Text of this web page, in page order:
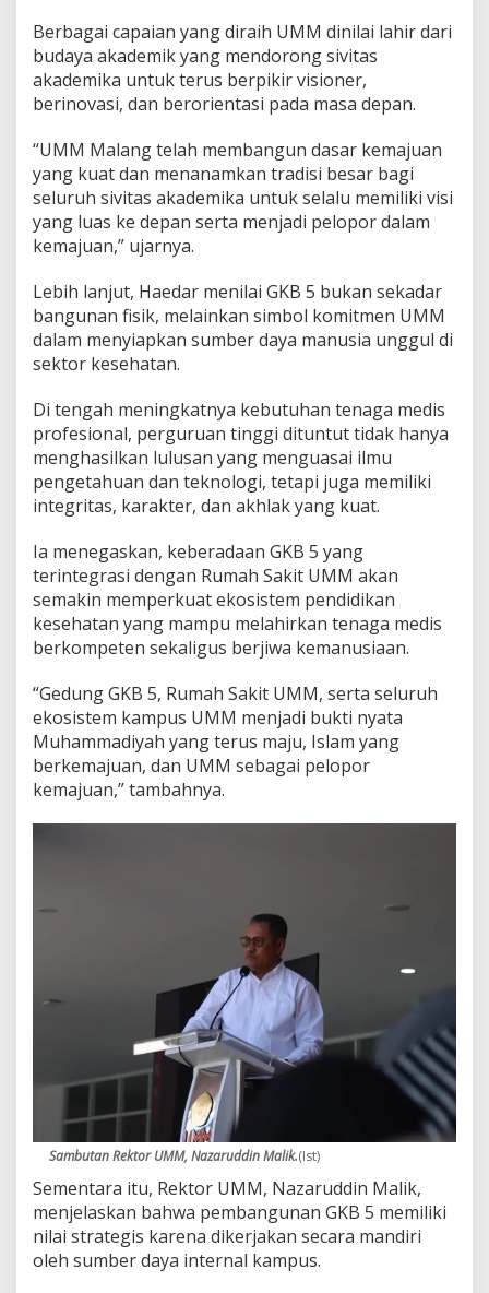
Berbagai capaian yang diraih UMM dinilai lahir dari
budaya akademik yang mendorong sivitas
akademika untuk terus berpikir visioner,
berinovasi, dan berorientasi pada masa depan.
“UMM Malang telah membangun dasar kemajuan
yang kuat dan menanamkan tradisi besar bagi
seluruh sivitas akademika untuk selalu memiliki visi
yang luas ke depan serta menjadi pelopor dalam
kemajuan,” ujarnya.
Lebih lanjut, Haedar menilai GKB 5 bukan sekadar
bangunan fisik, melainkan simbol komitmen UMM
dalam menyiapkan sumber daya manusia unggul di
sektor kesehatan.
Di tengah meningkatnya kebutuhan tenaga medis
profesional, perguruan tinggi dituntut tidak hanya
menghasilkan lulusan yang menguasai ilmu
pengetahuan dan teknologi, tetapi juga memiliki
integritas, karakter, dan akhlak yang kuat.
Ia menegaskan, keberadaan GKB 5 yang
terintegrasi dengan Rumah Sakit UMM akan
semakin memperkuat ekosistem pendidikan
kesehatan yang mampu melahirkan tenaga medis
berkompeten sekaligus berjiwa kemanusiaan.
“Gedung GKB 5, Rumah Sakit UMM, serta seluruh
ekosistem kampus UMM menjadi bukti nyata
Muhammadiyah yang terus maju, Islam yang
berkemajuan, dan UMM sebagai pelopor
kemajuan,” tambahnya.
Sambutan Rektor UMM, Nazaruddin Malik.(Ist)
Sementara itu, Rektor UMM, Nazaruddin Malik,
menjelaskan bahwa pembangunan GKB 5 memiliki
nilai strategis karena dikerjakan secara mandiri
oleh sumber daya internal kampus.